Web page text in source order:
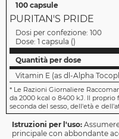
100 capsule
PURITAN'S PRIDE
Dosi per confezione: 100
Dose: 1 capsula ()
Quantità per dose
Vitamin E (as dl-Alpha
* Le Razioni Giornaliere
da 2000 kcal o 8400 kJ. Il
seconda del sesso, dell'età e
Istruzioni per l'uso:
principale con abbondante